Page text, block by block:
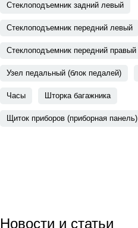
Стеклоподъемник задний левый
Стеклоподъемник передний левый
Стеклоподъемник передний правый
Узел педальный (блок педалей)
Часы Шторка багажника
Щиток приборов (приборная панель)
Новости и статьи